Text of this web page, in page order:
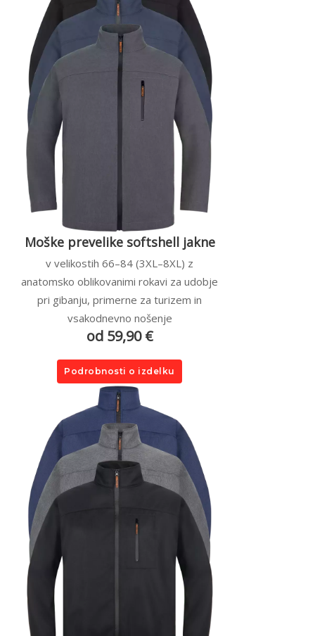
Moške prevelike softshell jakne
v velikostih 66–84 (3XL–8XL) z
anatomsko oblikovanimi rokavi za udobje
pri gibanju, primerne za turizem in
vsakodnevno nošenje
od 59,90 €
Podrobnosti o izdelku